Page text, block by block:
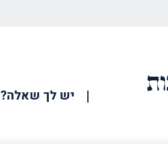
יש לך שאלה?